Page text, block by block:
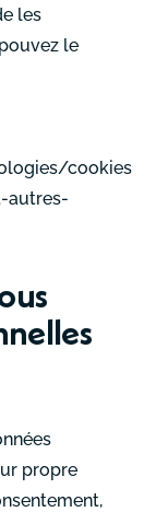
les
le
cookies
autres-
propre